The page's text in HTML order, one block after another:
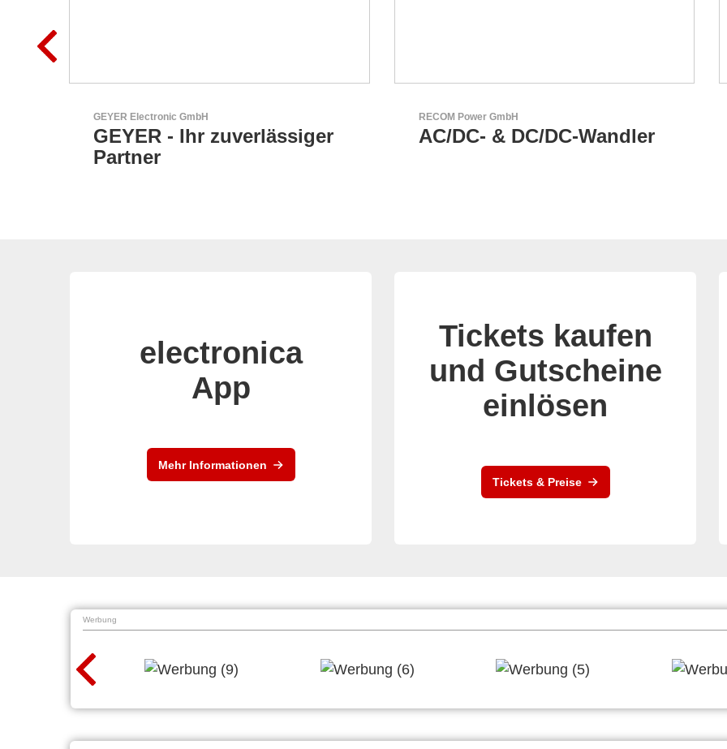
GEYER Electronic GmbH
GEYER - Ihr zuverlässiger
Partner
RECOM Power GmbH
AC/DC- & DC/DC-Wandler
electronica
App
Mehr Informationen
Tickets kaufen
und Gutscheine
einlösen
Tickets & Preise
Werbung